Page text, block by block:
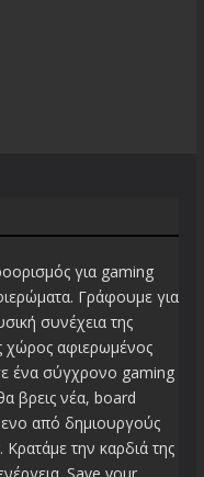
για gaming
Γράφουμε για
συνέχεια της
χώρος αφιερωμένος
ένα σύγχρονο gaming
βρεις νέα, board
από δημιουργούς
την καρδιά της